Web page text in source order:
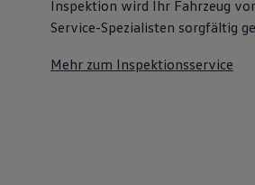
Inspektion wird Ihr Fahrzeug
Service-Spezialisten sorgfältig
Mehr zum Inspektionsservice